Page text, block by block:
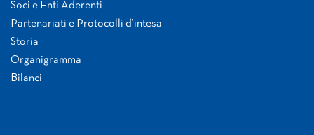
Soci e Enti Aderenti
Partenariati e Protocolli d’intesa
Storia
Organigramma
Bilanci